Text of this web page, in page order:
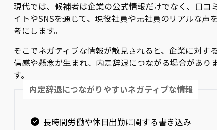
現代では、候補者は企業の公式情報だけでなく、口コ
イトやSNSを通じて、現役社員や元社員のリアルな声
考にします。
そこでネガティブな情報が散見されると、企業に対す
信感や懸念が生まれ、内定辞退につながる場合があり
す。
内定辞退につながりやすいネガティブな情報
長時間労働や休日出勤に関する書き込み